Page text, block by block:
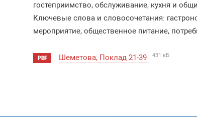
гостеприимство, обслуживание, кухня и
Ключевые слова и словосочетания:
мероприятие, общественное питание,
PDF Шеметова, Поклад 21-39 431 кБ